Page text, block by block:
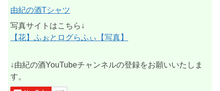
由紀の酒Tシャツ
写真サイトはこちら↓
【花】ふぉとログらふぃ【写真】
↓由紀の酒YouTubeチャンネルの登録をお願いいたしま
す。